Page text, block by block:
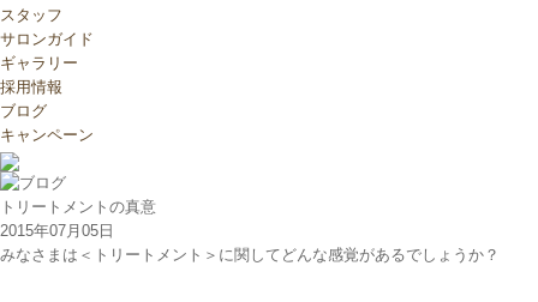
スタッフ
サロンガイド
ギャラリー
採用情報
ブログ
キャンペーン
トリートメントの真意
2015年07月05日
みなさまは＜トリートメント＞に関してどんな感覚があるでしょうか？